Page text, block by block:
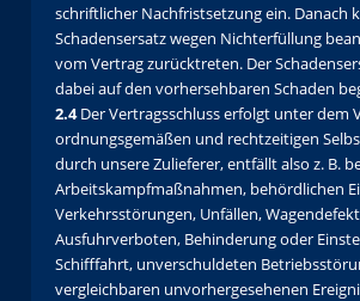
schriftlicher Nachfristsetzung ein. Danach
Schadensersatz wegen Nichterfüllung
vom Vertrag zurücktreten. Der
dabei auf den vorhersehbaren Schaden
2.4Der Vertragsschluss erfolgt unter dem
ordnungsgemäßen und rechtzeitigen
durch unsere Zulieferer, entfällt also z. B.
Arbeitskampfmaßnahmen, behördlichen
Verkehrsstörungen, Unfällen,
Ausfuhrverboten, Behinderung oder
Schifffahrt, unverschuldeten
vergleichbaren unvorhergesehenen